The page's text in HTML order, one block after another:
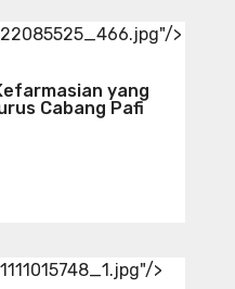
>
yang
Cabang Pafi
>